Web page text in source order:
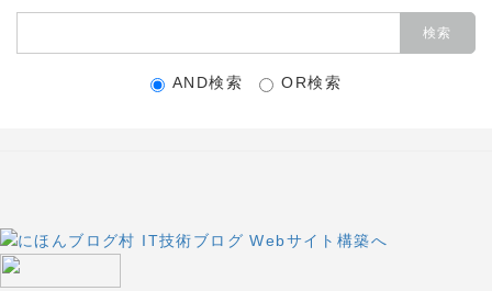
AND検索 OR検索